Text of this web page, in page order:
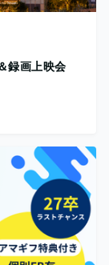
録画上映会